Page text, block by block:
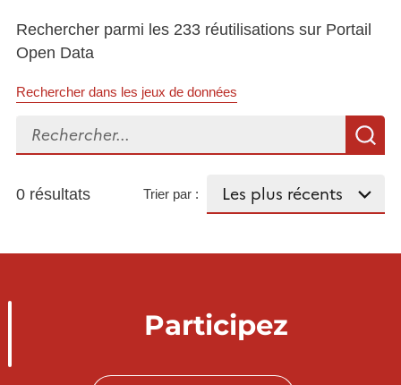
Rechercher parmi les 233 réutilisations sur Portail
Open Data
Rechercher dans les jeux de données
Rechercher...
0 résultats Trier par :
Participez